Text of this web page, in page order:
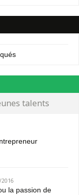
talents
la passion de